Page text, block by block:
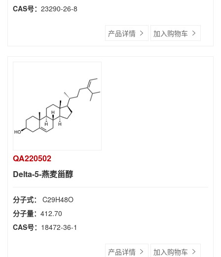
CAS号： 23290-26-8
产品详情 加入购物车
QA220502
Delta-5-燕麦甾醇
分子式： C29H48O
分子量： 412.70
CAS号： 18472-36-1
产品详情 加入购物车